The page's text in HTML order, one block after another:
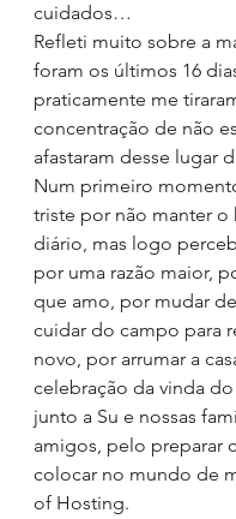
cuidados…
Refleti muito sobre a
foram os últimos 16
praticamente me
concentração de não
afastaram desse lugar
Num primeiro
triste por não manter o
diário, mas logo
por uma razão maior,
que amo, por mudar
cuidar do campo para
novo, por arrumar a
celebração da vinda
junto a Su e nossas
amigos, pelo preparar
colocar no mundo de
of Hosting.